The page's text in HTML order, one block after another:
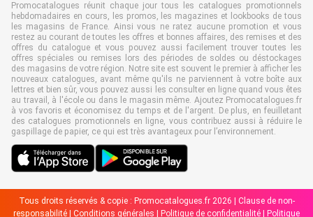
Promocatalogues réunit chaque jour tous les catalogues promotionnels
hebdomadaires en cours, les promos, les magazines et lookbooks de tous
les magasins de France. Ainsi vous ne ratez aucune promotion et vous
restez au courant de toutes les offres et bonnes affaires, des remises et des
offres du catalogue et vous pouvez aussi facilement trouver toutes les
offres spéciales ou remises lors des périodes de soldes ou déstockages
des magasins de votre région. Notre site est souvent le premier à afficher les
nouveaux catalogues, avant même qu'ils ne parviennent à votre boîte aux
lettres et bien sûr, vous pouvez aussi les consulter en ligne quand vous êtes
au travail, à l'école ou dans le magasin même. Ajoutez Promocatalogues.fr
à vos favoris et économisez du temps et de l'argent. De plus, en feuilletant
des catalogues promotionnels en ligne, vous contribuez aussi à réduire le
gaspillage de papier, ce qui est très avantageux pour l’environnement.
Tous droits réservés & copie : Promocatalogues.fr 2026 | Clause de non-
responsabilité
Conditions générales Politique de confidentialité Politique